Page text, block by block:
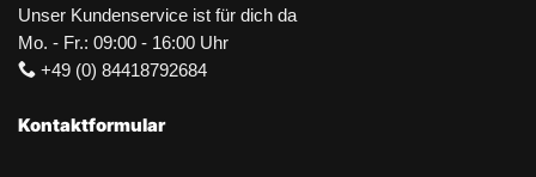
Unser Kundenservice ist für dich da
Mo. - Fr.: 09:00 - 16:00 Uhr
+49 (0) 84418792684
Kontaktformular